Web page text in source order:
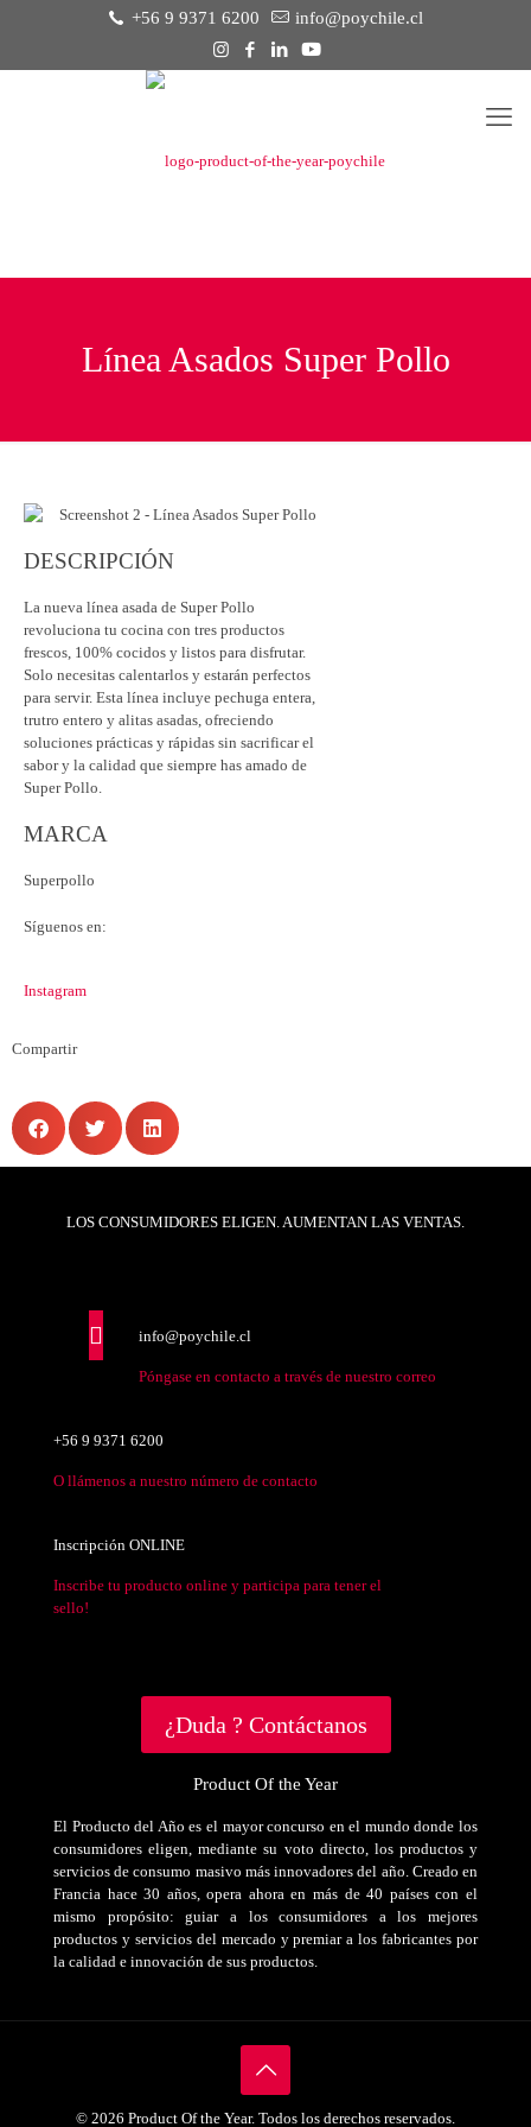
+56 9 9371 6200 info@poychile.cl
Línea Asados Super Pollo
DESCRIPCIÓN
La nueva línea asada de Super Pollo
revoluciona tu cocina con tres productos
frescos, 100% cocidos y listos para disfrutar.
Solo necesitas calentarlos y estarán perfectos
para servir. Esta línea incluye pechuga entera,
trutro entero y alitas asadas, ofreciendo
soluciones prácticas y rápidas sin sacrificar el
sabor y la calidad que siempre has amado de
Super Pollo.
MARCA
Superpollo
Síguenos en:
Instagram
Compartir
LOS CONSUMIDORES ELIGEN. AUMENTAN LAS VENTAS.
info@poychile.cl
Póngase en contacto a través de nuestro correo
+56 9 9371 6200
O llámenos a nuestro número de contacto
Inscripción ONLINE
Inscribe tu producto online y participa para tener el
sello!
¿Duda ? Contáctanos
Product Of the Year
El Producto del Año es el mayor concurso en el mundo donde los
consumidores eligen, mediante su voto directo, los productos y
servicios de consumo masivo más innovadores del año. Creado en
Francia hace 30 años, opera ahora en más de 40 países con el
mismo propósito: guiar a los consumidores a los mejores
productos y servicios del mercado y premiar a los fabricantes por
la calidad e innovación de sus productos.
© 2026 Product Of the Year. Todos los derechos reservados.